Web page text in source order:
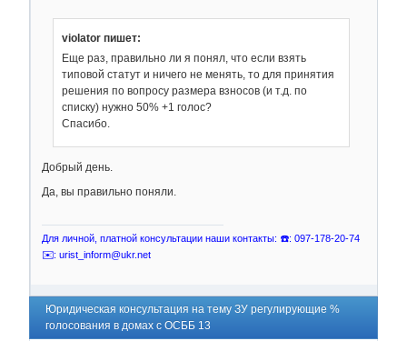
violator пишет:
Еще раз, правильно ли я понял, что если взять
типовой статут и ничего не менять, то для принятия
решения по вопросу размера взносов (и т.д. по
списку) нужно 50% +1 голос?
Спасибо.
Добрый день.
Да, вы правильно поняли.
Для личной, платной консультации наши контакты: ☎️: 097-178-20-74
✉️: urist_inform@ukr.net
Юридическая консультация на тему ЗУ регулирующие %
голосования в домах с ОСББ 13